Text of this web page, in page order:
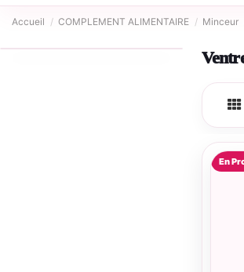
Accueil COMPLEMENT ALIMENTAIRE Minceur
En